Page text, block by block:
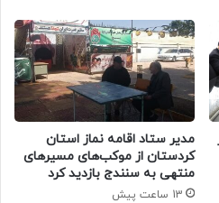
مدیر ستاد اقامه نماز استان
کردستان از موکب‌های مسیرهای
منتهی به سنندج بازدید کرد
13 ساعت پیش